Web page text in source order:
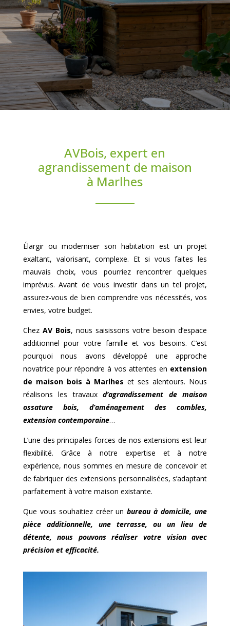
AVBois, expert en
agrandissement de maison
à Marlhes
Élargir ou moderniser son habitation est un projet
exaltant, valorisant, complexe. Et si vous faites les
mauvais choix, vous pourriez rencontrer quelques
imprévus. Avant de vous investir dans un tel projet,
assurez-vous de bien comprendre vos nécessités, vos
envies, votre budget.
Chez AV Bois, nous saisissons votre besoin d’espace
additionnel pour votre famille et vos besoins. C’est
pourquoi nous avons développé une approche
novatrice pour répondre à vos attentes en extension
de maison bois à Marlhes et ses alentours. Nous
réalisons les travauxd’agrandissement de maison
ossature bois, d’aménagement des combles,
extension contemporaine…
L’une des principales forces de nos extensions est leur
flexibilité. Grâce à notre expertise et à notre
expérience, nous sommes en mesure de concevoir et
de fabriquer des extensions personnalisées, s’adaptant
parfaitement à votre maison existante.
Que vous souhaitiez créer unbureau à domicile, une
pièce additionnelle, une terrasse, ou un lieu de
détente, nous pouvons réaliser votre vision avec
précision et efficacité.